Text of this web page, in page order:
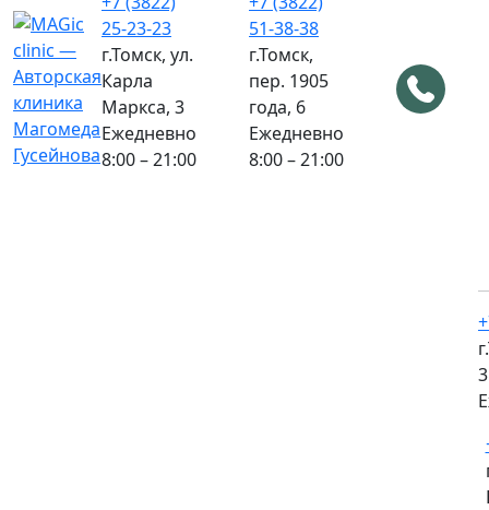
25-23-23
г.Томск, ул.
Карла
Маркса, 3
Ежедневно
8:00 – 21:00
51-38-38
г.Томск,
пер. 1905
года, 6
Ежедневно
8:00 – 21:00
3